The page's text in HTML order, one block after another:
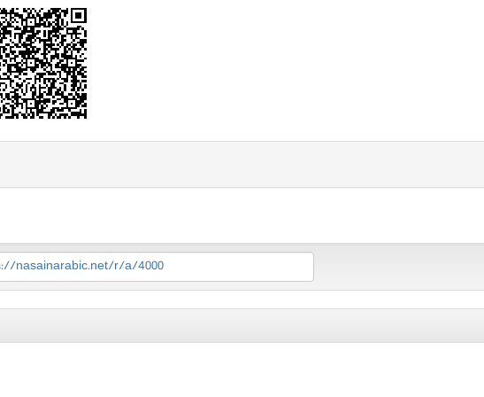
nasainarabic.net/r/a/4000